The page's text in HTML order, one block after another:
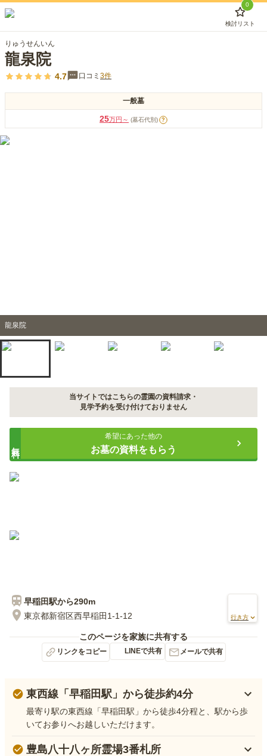
0
検討リスト
りゅうせんいん
龍泉院
4.7 口コミ 3件
一般墓
25万円～ (墓石代別) ?
龍泉院
当サイトではこちらの霊園の資料請求・
見学予約を受け付けておりません
希望にあった他の
お墓の資料をもらう
早稲田駅から290m
東京都新宿区西早稲田1-1-12
行き方
このページを家族に共有する
リンクをコピー LINEで共有 メールで共有
東西線「早稲田駅」から徒歩約4分
最寄り駅の東西線「早稲田駅」から徒歩4分程と、駅から歩
いてお参りへお越しいただけます。
豊島八十八ヶ所霊場3番札所